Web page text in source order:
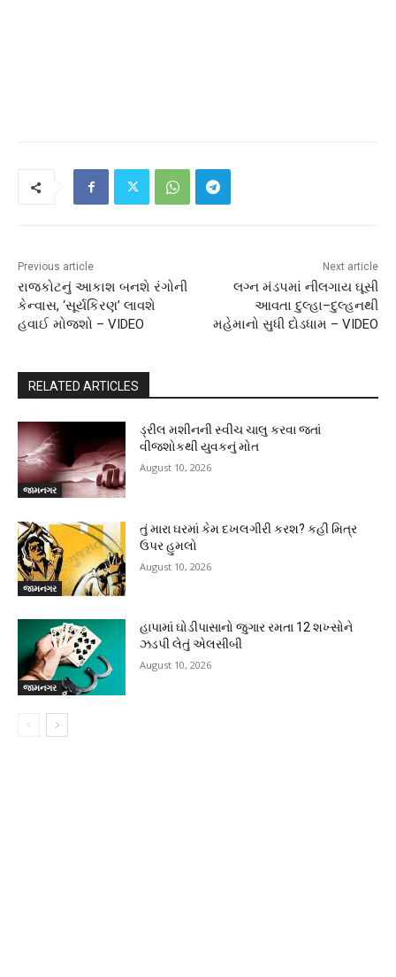
Previous article
રાજકોટનું આકાશ બનશે રંગોની
કેન્વાસ, ‘સૂર્યકિરણ’ લાવશે
હવાઈ મોજશો – VIDEO
Next article
લગ્ન મંડપમાં નીલગાય ઘૂસી
આવતા દુલ્હા–દુલ્હનથી
મહેમાનો સુધી દોડધામ – VIDEO
RELATED ARTICLES
જામનગર
ડ્રીલ મશીનની સ્વીચ ચાલુ કરવા જતાં
વીજશોકથી યુવકનું મોત
August 10, 2026
જામનગર
તું મારા ઘરમાં કેમ દખલગીરી કરશ? કહી મિત્ર
ઉપર હુમલો
August 10, 2026
જામનગર
હાપામાં ઘોડીપાસાનો જુગાર રમતા 12 શખ્સોને
ઝડપી લેતું એલસીબી
August 10, 2026